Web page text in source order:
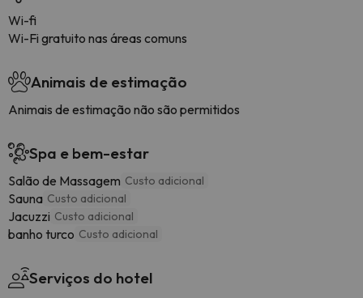
Wi-fi
Wi-Fi gratuito nas áreas comuns
Animais de estimação
Animais de estimação não são permitidos
Spa e bem-estar
Salão de Massagem Custo adicional
Sauna Custo adicional
Jacuzzi Custo adicional
banho turco Custo adicional
Serviços do hotel